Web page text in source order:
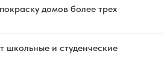
домов более трех
школьные и студенческие